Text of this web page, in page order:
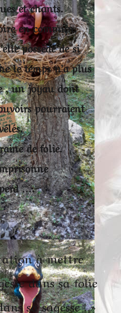
et chants.
en commun,
possède de si
le temps n’a plus
, un joyau dont
pourraient
de folie.
….
à mettre
dans sa folie
sa sagesse ! »